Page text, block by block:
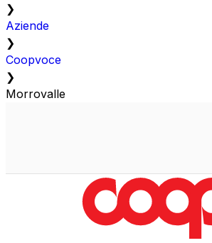
❯
Aziende
❯
Coopvoce
❯
Morrovalle